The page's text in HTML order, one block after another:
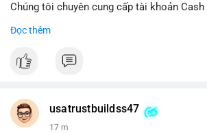
Chúng tôi chuyên cung cấp tài khoản
marketing, SEO, SMM, chuyển tiền, gửi tiền
#buyverifiedcashappaccounts #marketing
#trendingnow
#sendmoney
Đọc thêm
usatrustbuildss47
17 m